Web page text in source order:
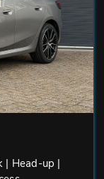
| Head-up |